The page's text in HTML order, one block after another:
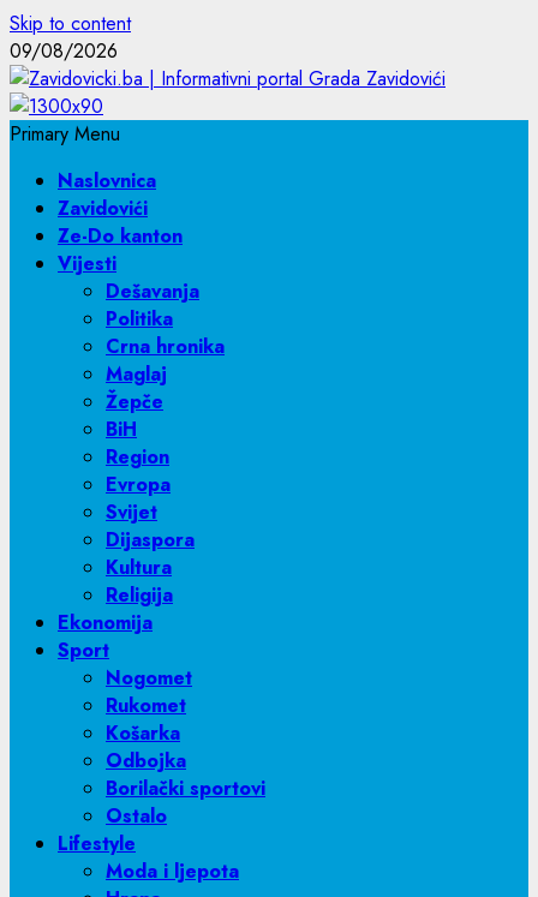
Skip to content
09/08/2026
Primary Menu
Naslovnica
Zavidovići
Ze-Do kanton
Vijesti
Dešavanja
Politika
Crna hronika
Maglaj
Žepče
BiH
Region
Evropa
Svijet
Dijaspora
Kultura
Religija
Ekonomija
Sport
Nogomet
Rukomet
Košarka
Odbojka
Borilački sportovi
Ostalo
Lifestyle
Moda i ljepota